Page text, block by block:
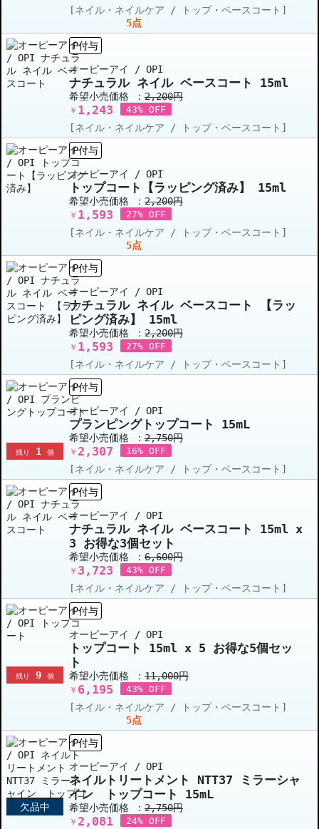
[ネイル・ネイルケア / トップ・ベースコート]
5点
P付与
オーピーアイ / OPI
ナチュラル ネイル ベースコート 15ml
希望小売価格 ： 2,200円
￥ 1,243 43% OFF
[ネイル・ネイルケア / トップ・ベースコート]
P付与
オーピーアイ / OPI
トップコート【ラッピング済み】 15ml
希望小売価格 ： 2,200円
￥ 1,593 27% OFF
[ネイル・ネイルケア / トップ・ベースコート]
5点
P付与
オーピーアイ / OPI
ナチュラル ネイル ベースコート 【ラッ
ピング済み】 15ml
希望小売価格 ： 2,200円
￥ 1,593 27% OFF
[ネイル・ネイルケア / トップ・ベースコート]
残り 1 個
P付与
オーピーアイ / OPI
プランピングトップコート 15mL
希望小売価格 ： 2,750円
￥ 2,307 16% OFF
[ネイル・ネイルケア / トップ・ベースコート]
P付与
オーピーアイ / OPI
ナチュラル ネイル ベースコート 15ml x
3 お得な3個セット
希望小売価格 ： 6,600円
￥ 3,723 43% OFF
[ネイル・ネイルケア / トップ・ベースコート]
残り 9 個
P付与
オーピーアイ / OPI
トップコート 15ml x 5 お得な5個セッ
ト
希望小売価格 ： 11,000円
￥ 6,195 43% OFF
[ネイル・ネイルケア / トップ・ベースコート]
5点
欠品中
P付与
オーピーアイ / OPI
ネイルトリートメント NTT37 ミラーシャ
イン トップコート 15mL
希望小売価格 ： 2,750円
￥ 2,081 24% OFF